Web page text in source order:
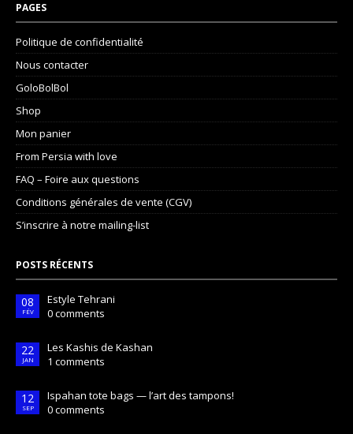
PAGES
Politique de confidentialité
Nous contacter
GoloBolBol
Shop
Mon panier
From Persia with love
FAQ – Foire aux questions
Conditions générales de vente (CGV)
S’inscrire à notre mailing-list
POSTS RÉCENTS
08
FÉV
Estyle Tehrani
0 comments
22
JAN
Les Kashis de Kashan
1 comments
12
SEP
Ispahan tote bags — l’art des tampons!
0 comments